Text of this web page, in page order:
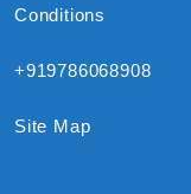
Conditions
+919786068908
Site Map